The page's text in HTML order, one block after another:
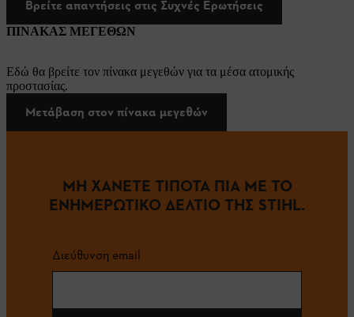
Βρείτε απαντήσεις στις Συχνές Ερωτήσεις
ΠΙΝΑΚΑΣ ΜΕΓΕΘΩΝ
Εδώ θα βρείτε τον πίνακα μεγεθών για τα μέσα ατομικής
προστασίας.
Μετάβαση στον πίνακα μεγεθών
ΜΗ ΧΑΝΕΤΕ ΤΙΠΟΤΑ ΠΙΑ ΜΕ ΤΟ
ΕΝΗΜΕΡΩΤΙΚΟ ΔΕΛΤΙΟ ΤΗΣ STIHL.
Διεύθυνση email